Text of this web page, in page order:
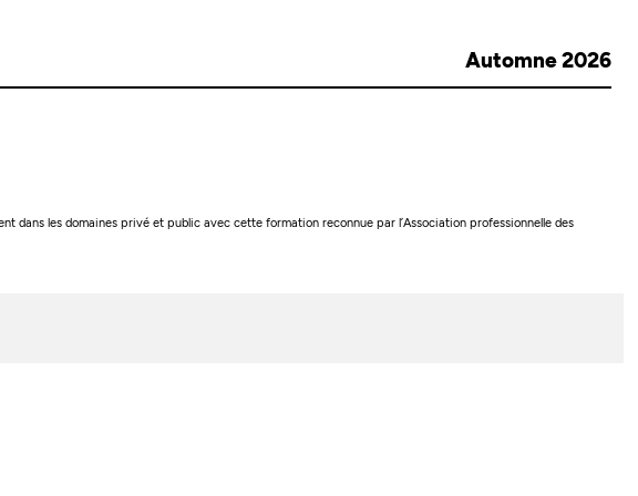
Automne 2026
dans les domaines privé et public avec cette formation reconnue par l’Association professionnelle des